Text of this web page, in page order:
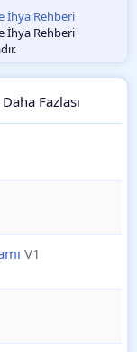
İhya Rehberi
İhya Rehberi
Daha Fazlası
V1